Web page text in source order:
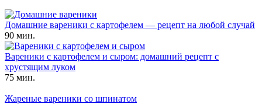
Домашние вареники с картофелем — рецепт на любой случай
90 мин.
Вареники с картофелем и сыром: домашний рецепт с
хрустящим луком
75 мин.
Жареные вареники со шпинатом